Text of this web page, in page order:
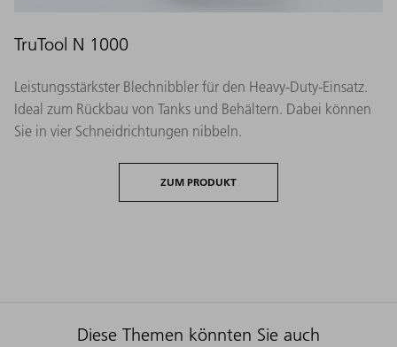
TruTool N 1000
Leistungsstärkster Blechnibbler für den Heavy-Duty-Einsatz.
Ideal zum Rückbau von Tanks und Behältern. Dabei können
Sie in vier Schneidrichtungen nibbeln.
ZUM PRODUKT
Diese Themen könnten Sie auch